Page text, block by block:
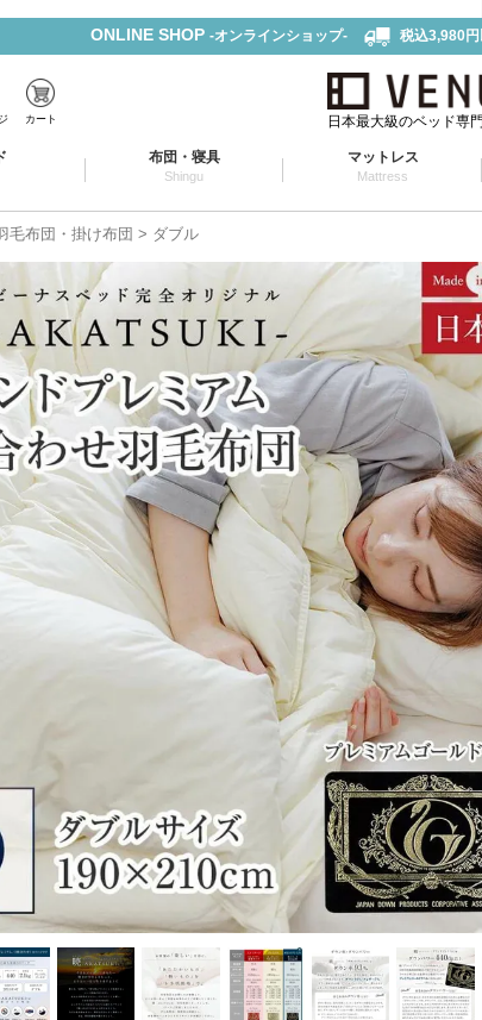
ONLINE SHOP -オンラインショップ- 税込3,980
カート 日本最大級のベッド専
布団・寝具
Shingu
マットレス
Mattress
毛布団・掛け布団 ダブル